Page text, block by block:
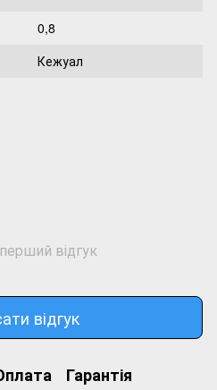
0,8
Кежуал
відгук
відгук
Гарантія